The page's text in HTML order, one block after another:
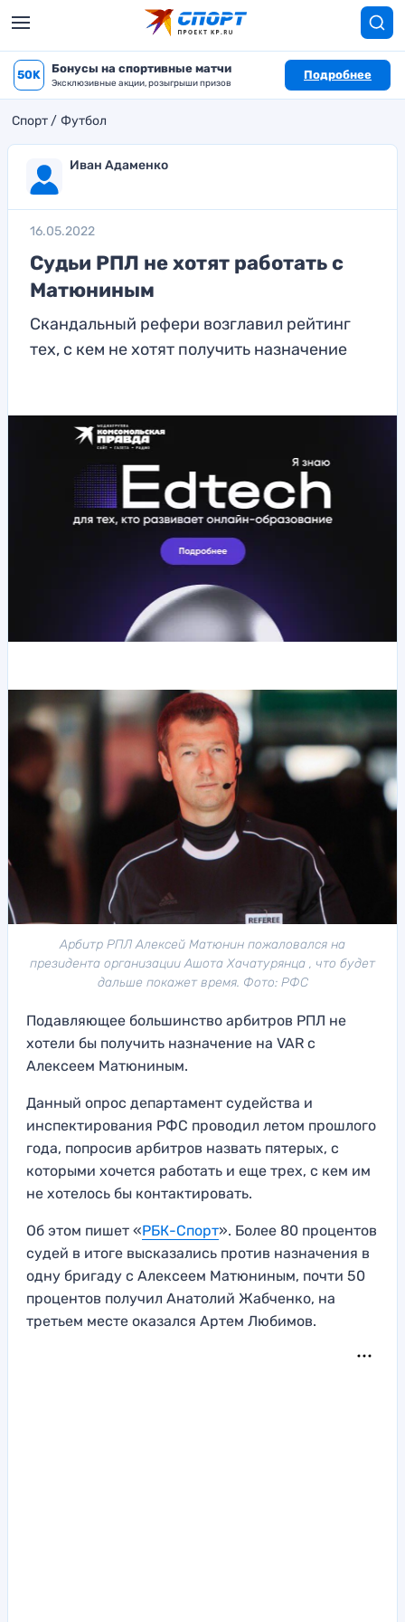
50K Бонусы на спортивные матчи
Эксклюзивные акции, розыгрыши призов
Подробнее
Спорт Футбол
Иван Адаменко
16.05.2022
Судьи РПЛ не хотят работать с
Матюниным
Скандальный рефери возглавил рейтинг
тех, с кем не хотят получить назначение
Арбитр РПЛ Алексей Матюнин пожаловался на
президента организации Ашота Хачатурянца , что будет
дальше покажет время. Фото: РФС
Подавляющее большинство арбитров РПЛ не
хотели бы получить назначение на VAR с
Алексеем Матюниным.
Данный опрос департамент судейства и
инспектирования РФС проводил летом прошлого
года, попросив арбитров назвать пятерых, с
которыми хочется работать и еще трех, с кем им
не хотелось бы контактировать.
Об этом пишет «РБК-Спорт». Более 80 процентов
судей в итоге высказались против назначения в
одну бригаду с Алексеем Матюниным, почти 50
процентов получил Анатолий Жабченко, на
третьем месте оказался Артем Любимов.